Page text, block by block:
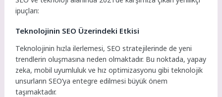
ipuçları:
Teknolojinin SEO Üzerindeki Etkisi
Teknolojinin hızla ilerlemesi, SEO stratejilerinde de yeni
trendlerin oluşmasına neden olmaktadır. Bu noktada, yapay
zeka, mobil uyumluluk ve hız optimizasyonu gibi teknolojik
unsurların SEO’ya entegre edilmesi büyük önem
taşımaktadır.